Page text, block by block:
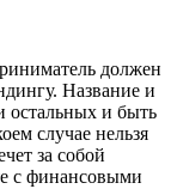
должен
Название и
остальных и быть
случае нельзя
за собой
с финансовыми